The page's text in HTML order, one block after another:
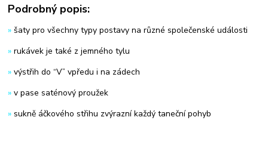
Podrobný popis:
»šaty pro všechny typy postavy na různé společenské události
»rukávek je také z jemného tylu
»výstřih do “V” vpředu i na zádech
»v pase saténový proužek
»sukně áčkového střihu zvýrazní každý taneční pohyb